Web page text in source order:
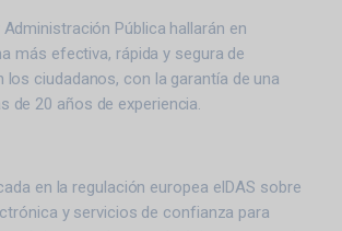
Pública hallarán en
más efectiva, rápida y segura de
ciudadanos, con la garantía de una
de 20 años de experiencia.
en la regulación europea eIDAS sobre
y servicios de confianza para